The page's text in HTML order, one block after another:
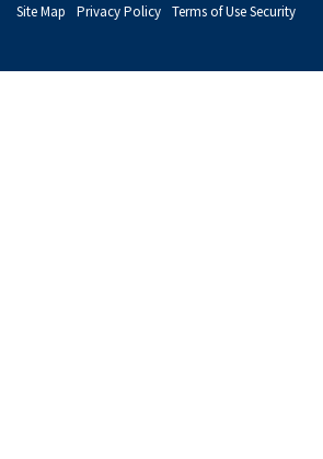
Site Map Privacy Policy Terms of Use Security